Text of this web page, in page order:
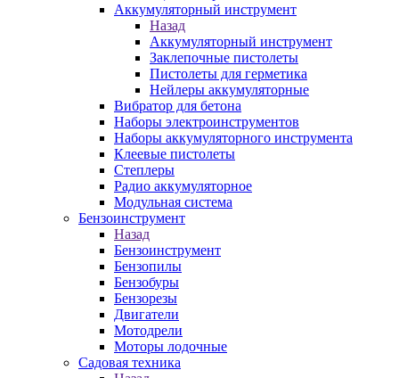
Аккумуляторный инструмент
Назад
Аккумуляторный инструмент
Заклепочные пистолеты
Пистолеты для герметика
Нейлеры аккумуляторные
Вибратор для бетона
Наборы электроинструментов
Наборы аккумуляторного инструмента
Клеевые пистолеты
Степлеры
Радио аккумуляторное
Модульная система
Бензоинструмент
Назад
Бензоинструмент
Бензопилы
Бензобуры
Бензорезы
Двигатели
Мотодрели
Моторы лодочные
Садовая техника